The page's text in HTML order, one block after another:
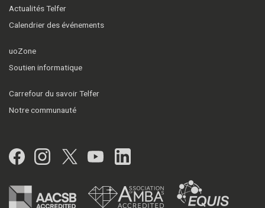
Actualités Telfer
Calendrier des événements
uoZone
Soutien informatique
Carrefour du savoir Telfer
Notre communauté
Facebook
Instagram
Twitter
YouTubeLinkedIn